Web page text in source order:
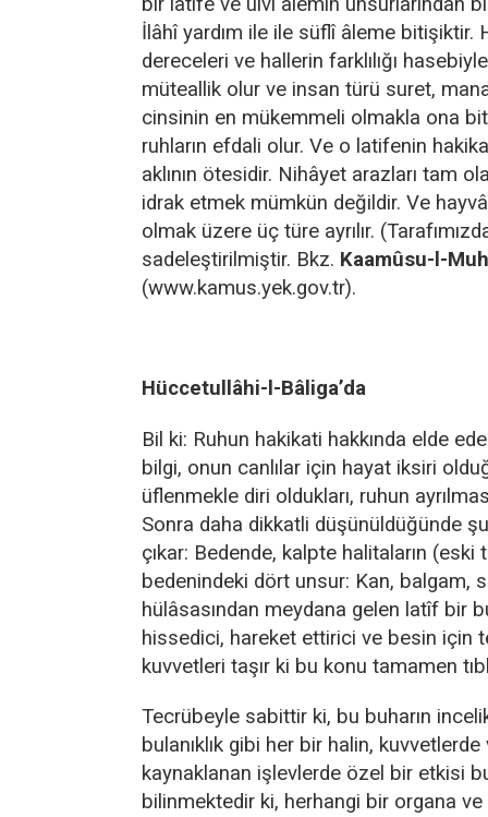
İlâhî yardım ile ile süflî âleme bitişiktir.
dereceleri ve hallerin farklılığı
müteallik olur ve insan türü suret,
cinsinin en mükemmeli olmakla ona
ruhların efdali olur. Ve o latifenin
aklının ötesidir. Nihâyet arazları tam
idrak etmek mümkün değildir. Ve
olmak üzere üç türe ayrılır.
sadeleştirilmiştir. Bkz. Kaamûsu-l-
(www.kamus.yek.gov.tr).
Hüccetullâhi-l-Bâliga’da
Bil ki: Ruhun hakikati hakkında elde
bilgi, onun canlılar için hayat iksiri
üflenmekle diri oldukları, ruhun
Sonra daha dikkatli düşünüldüğünde
çıkar: Bedende, kalpte halitaların (eski
bedenindeki dört unsur: Kan, balgam,
hülâsasından meydana gelen latîf bir
hissedici, hareket ettirici ve besin için
kuvvetleri taşır ki bu konu tamamen
Tecrübeyle sabittir ki, bu buharın
bulanıklık gibi her bir halin,
kaynaklanan işlevlerde özel bir etkisi
bilinmektedir ki, herhangi bir organa